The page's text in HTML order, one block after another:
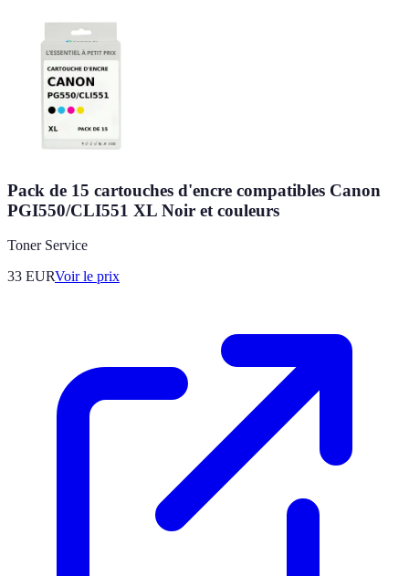
Pack de 15 cartouches d'encre compatibles Canon
PGI550/CLI551 XL Noir et couleurs
Toner Service
33 EURVoir le prix